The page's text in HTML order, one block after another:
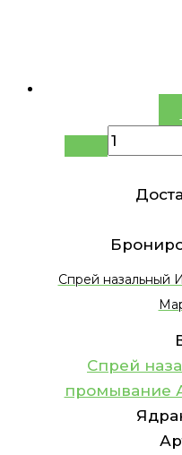
Спрей назальный
Спрей
промывание